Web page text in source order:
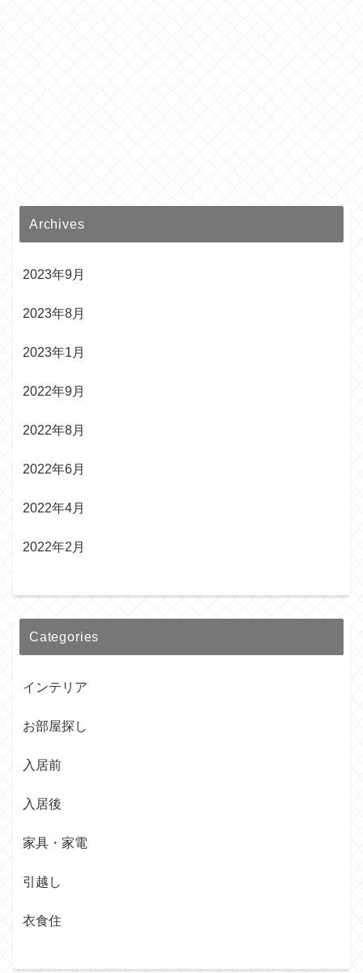
Archives
2023年9月
2023年8月
2023年1月
2022年9月
2022年8月
2022年6月
2022年4月
2022年2月
Categories
インテリア
お部屋探し
入居前
入居後
家具・家電
引越し
衣食住